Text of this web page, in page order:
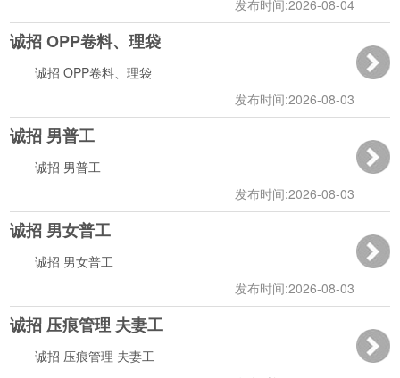
发布时间:2026-08-04
诚招 OPP卷料、理袋
发布时间:2026-08-03
诚招 OPP卷料、理袋
诚招 男普工
发布时间:2026-08-03
诚招 男普工
诚招 男女普工
发布时间:2026-08-03
诚招 男女普工
诚招 压痕管理 夫妻工
诚招 压痕管理 夫妻工